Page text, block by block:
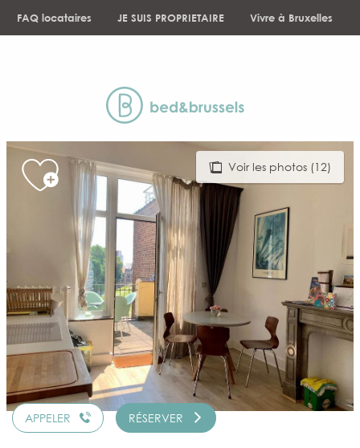
FAQ locataires JE SUIS PROPRIETAIRE Vivre à Bruxelles
Voir les photos (12)
APPELER RÉSERVER